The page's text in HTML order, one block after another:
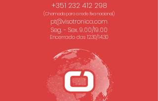
+351 232 412 298
(Chamada para a rede fixa nacional.)
pt@visotronica.com
Seg. - Sex. 9.00/19.00
Encerrado das 12.30/14.30